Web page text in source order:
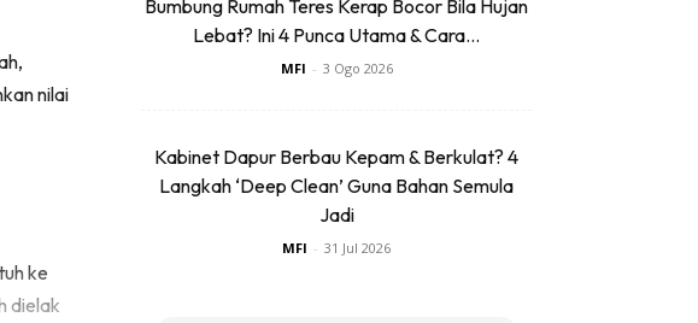
nilai
ke
dielak
Bumbung Rumah Teres Kerap Bocor Bila Hujan
Lebat? Ini 4 Punca Utama & Cara...
MFI - 3 Ogo 2026
Kabinet Dapur Berbau Kepam & Berkulat? 4
Langkah ‘Deep Clean’ Guna Bahan Semula
Jadi
MFI - 31 Jul 2026